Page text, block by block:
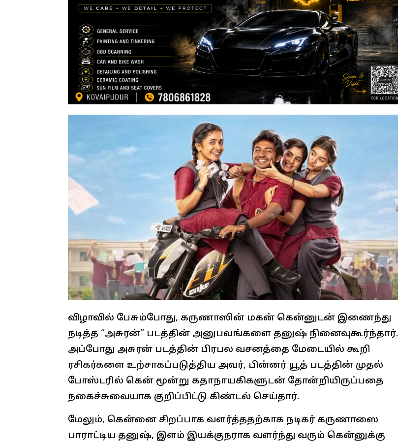
விழாவில் பேசும்போது, கருணாஸின் மகன் கென்னுடன் இணைந்து
நடித்த “அசுரன்” படத்தின் அனுபவங்களை தனுஷ் நினைவுகூர்ந்தார்.
அப்போது அசுரன் படத்தின் பிரபல வசனத்தை மேடையில் கூறி
ரசிகர்களை உற்சாகப்படுத்திய அவர், பின்னர் யூத் படத்தின் முதல்
போஸ்டரில் கென் மூன்று கதாநாயகிகளுடன் தோன்றியிருப்பதை
நகைச்சுவையாக குறிப்பிட்டு கிண்டல் செய்தார்.
மேலும், கென்னை சிறப்பாக வளர்த்ததற்காக நடிகர் கருணாஸை
பாராட்டிய தனுஷ், இளம் இயக்குநராக வளர்ந்து வரும் கென்னுக்கு